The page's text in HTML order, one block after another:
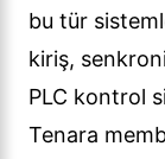
bu tür
kiriş,
PLC kontrol
Tenara